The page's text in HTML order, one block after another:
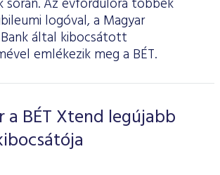
során. Az évfordulóra többek
logóval, a Magyar
által kibocsátott
emlékezik meg a BÉT.
a BÉT Xtend legújabb